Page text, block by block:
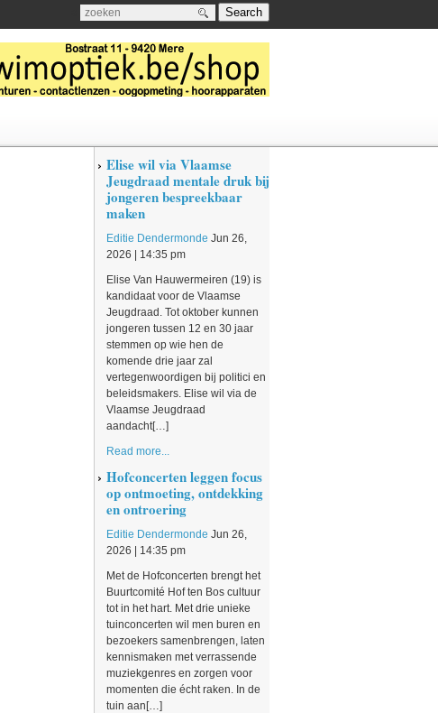
Search
Elise wil via Vlaamse
Jeugdraad mentale druk bij
jongeren bespreekbaar
maken
Editie Dendermonde Jun 26,
2026 | 14:35 pm
Elise Van Hauwermeiren (19) is
kandidaat voor de Vlaamse
Jeugdraad. Tot oktober kunnen
jongeren tussen 12 en 30 jaar
stemmen op wie hen de
komende drie jaar zal
vertegenwoordigen bij politici en
beleidsmakers. Elise wil via de
Vlaamse Jeugdraad
aandacht[…]
Read more...
Hofconcerten leggen focus
op ontmoeting, ontdekking
en ontroering
Editie Dendermonde Jun 26,
2026 | 14:35 pm
Met de Hofconcerten brengt het
Buurtcomité Hof ten Bos cultuur
tot in het hart. Met drie unieke
tuinconcerten wil men buren en
bezoekers samenbrengen, laten
kennismaken met verrassende
muziekgenres en zorgen voor
momenten die écht raken. In de
tuin aan[…]